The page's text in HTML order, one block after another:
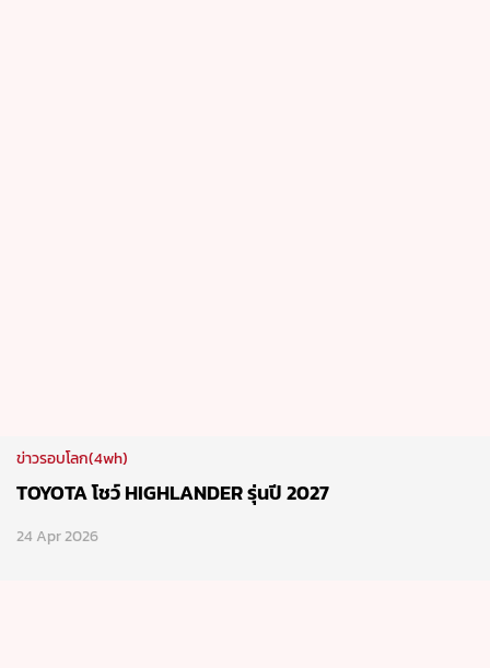
ข่าวรอบโลก(4wh)
TOYOTA โชว์ HIGHLANDER รุ่นปี 2027
24 Apr 2026